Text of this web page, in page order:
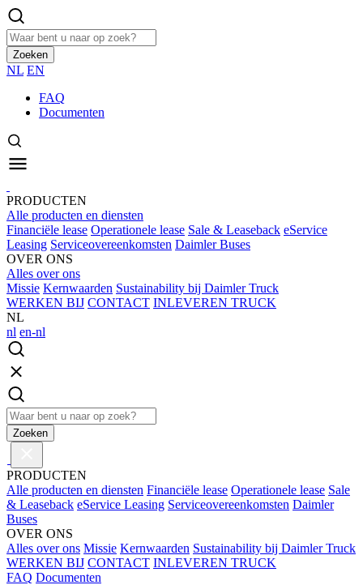
Zoeken
NL EN
FAQ
Documenten
PRODUCTEN
Alle producten en diensten
Financiële lease Operationele lease Sale & Leaseback eService
Leasing Serviceovereenkomsten Daimler Buses
OVER ONS
Alles over ons
Missie Kernwaarden Sustainability bij Daimler Truck
WERKEN BIJ CONTACT INLEVEREN TRUCK
NL
nl en-nl
Zoeken
PRODUCTEN
Alle producten en diensten Financiële lease Operationele lease Sale
& Leaseback eService Leasing Serviceovereenkomsten Daimler
Buses
OVER ONS
Alles over ons Missie Kernwaarden Sustainability bij Daimler Truck
WERKEN BIJ CONTACT INLEVEREN TRUCK
FAQ Documenten